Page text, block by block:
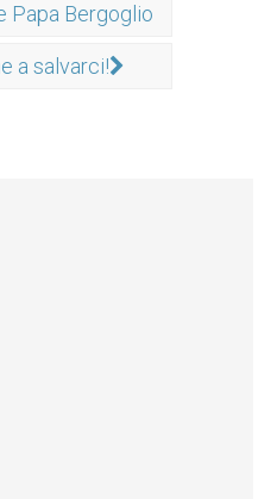
Papa Bergoglio
a salvarci!